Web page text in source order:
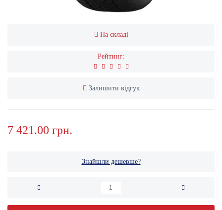
На складі
Рейтинг:
Залишити відгук
7 421.00 грн.
Знайшли дешевше?